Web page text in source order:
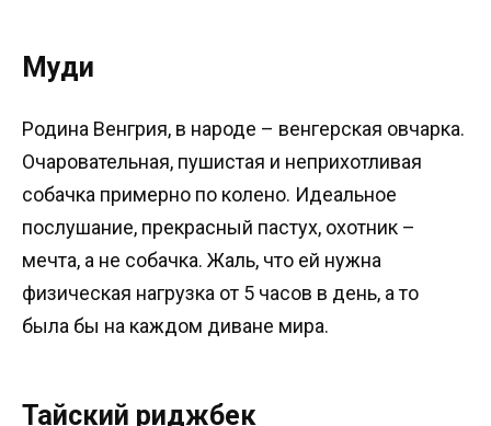
Муди
Родина Венгрия, в народе – венгерская овчарка.
Очаровательная, пушистая и неприхотливая
собачка примерно по колено. Идеальное
послушание, прекрасный пастух, охотник –
мечта, а не собачка. Жаль, что ей нужна
физическая нагрузка от 5 часов в день, а то
была бы на каждом диване мира.
Тайский риджбек